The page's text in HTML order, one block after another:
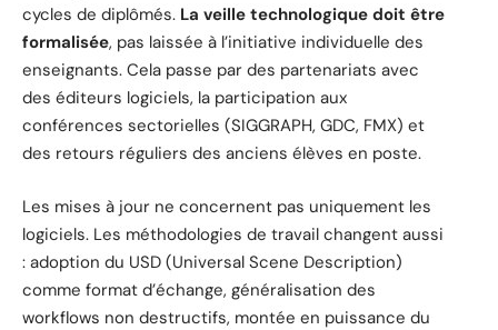
cycles de diplômés. La veille technologique doit être
formalisée, pas laissée à l’initiative individuelle des
enseignants. Cela passe par des partenariats avec
des éditeurs logiciels, la participation aux
conférences sectorielles (SIGGRAPH, GDC, FMX) et
des retours réguliers des anciens élèves en poste.
Les mises à jour ne concernent pas uniquement les
logiciels. Les méthodologies de travail changent aussi
: adoption du USD (Universal Scene Description)
comme format d’échange, généralisation des
workflows non destructifs, montée en puissance du